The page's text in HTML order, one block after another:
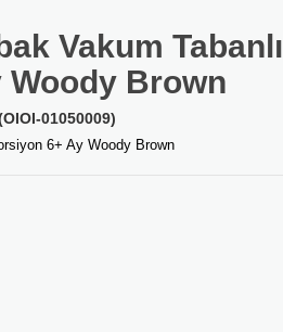
Vakum Tabanlı
Woody Brown
01050009)
6+ Ay Woody Brown